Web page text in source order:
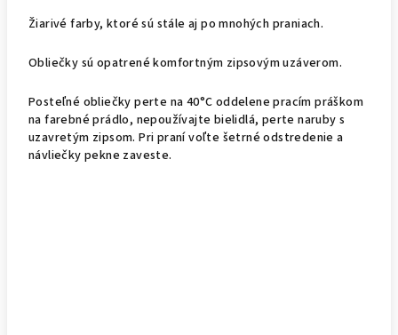
Žiarivé farby, ktoré sú stále aj po mnohých praniach.
Obliečky sú opatrené komfortným zipsovým uzáverom.
Posteľné obliečky perte na 40°C oddelene pracím práškom
na farebné prádlo, nepoužívajte bielidlá, perte naruby s
uzavretým zipsom. Pri praní voľte šetrné odstredenie a
návliečky pekne zaveste.